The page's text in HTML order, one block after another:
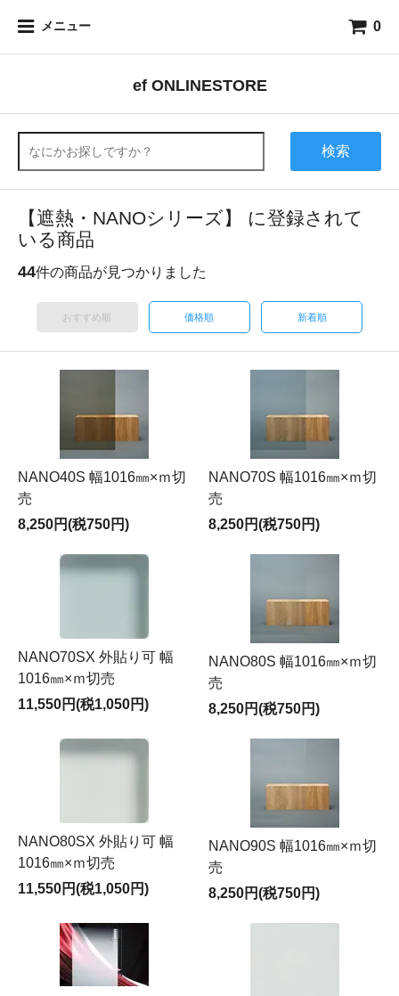
メニュー 0
ef ONLINESTORE
検索
【遮熱・NANOシリーズ】 に登録されて
いる商品
44件の商品が見つかりました
おすすめ順 価格順 新着順
NANO40S 幅1016㎜×ｍ切
売
8,250円(税750円)
NANO70S 幅1016㎜×ｍ切
売
8,250円(税750円)
NANO70SX 外貼り可 幅
1016㎜×ｍ切売
11,550円(税1,050円)
NANO80S 幅1016㎜×ｍ切
売
8,250円(税750円)
NANO80SX 外貼り可 幅
1016㎜×ｍ切売
11,550円(税1,050円)
NANO90S 幅1016㎜×ｍ切
売
8,250円(税750円)